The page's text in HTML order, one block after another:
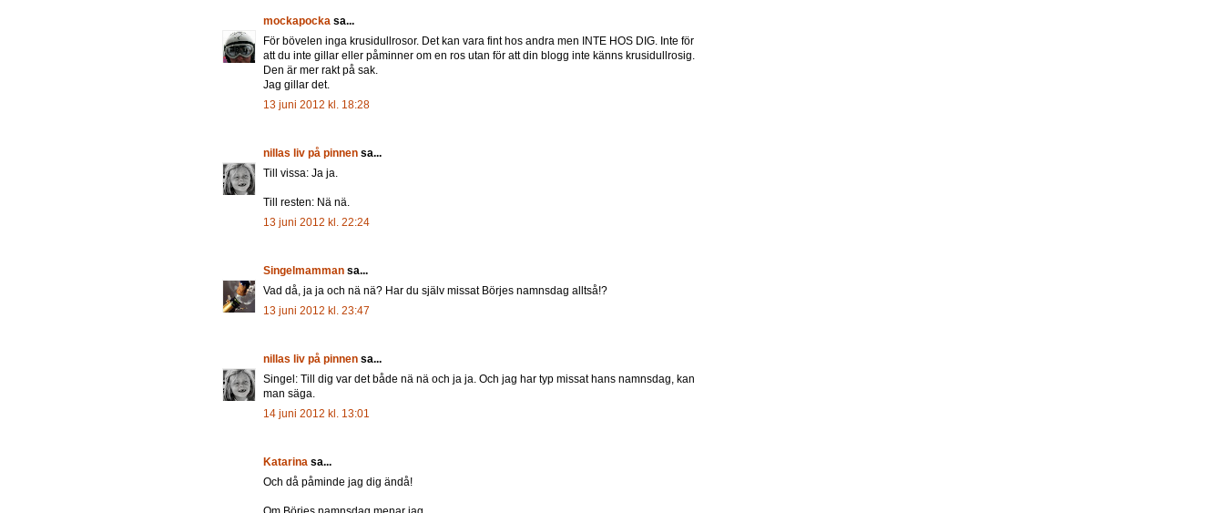
mockapocka sa...
För bövelen inga krusidullrosor. Det kan vara fint hos andra men INTE HOS DIG. Inte för
att du inte gillar eller påminner om en ros utan för att din blogg inte känns krusidullrosig.
Den är mer rakt på sak.
Jag gillar det.
13 juni 2012 kl. 18:28
nillas liv på pinnen sa...
Till vissa: Ja ja.
Till resten: Nä nä.
13 juni 2012 kl. 22:24
Singelmamman sa...
Vad då, ja ja och nä nä? Har du själv missat Börjes namnsdag alltså!?
13 juni 2012 kl. 23:47
nillas liv på pinnen sa...
Singel: Till dig var det både nä nä och ja ja. Och jag har typ missat hans namnsdag, kan
man säga.
14 juni 2012 kl. 13:01
Katarina sa...
Och då påminde jag dig ändå!